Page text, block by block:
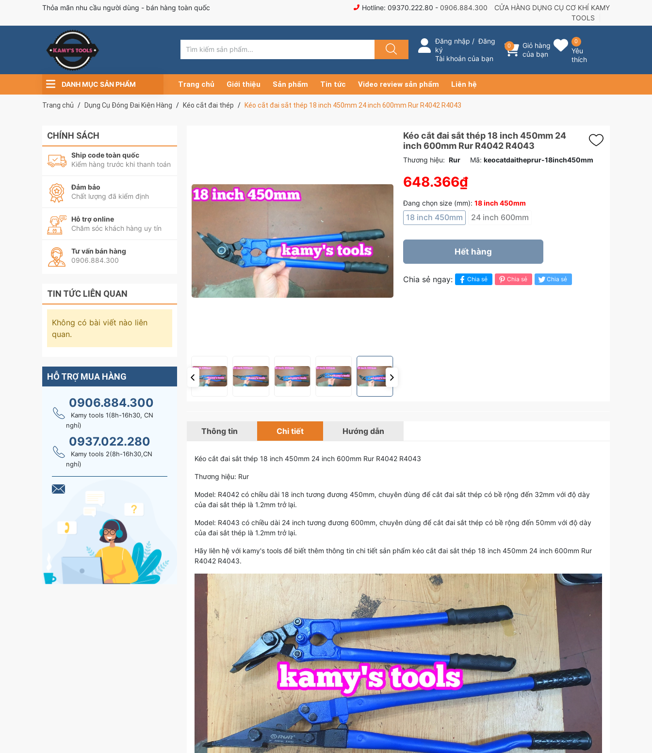
Thỏa mãn nhu cầu người dùng - bán hàng toàn quốc Hotline: 09370.222.80 - 0906.884.300
CỬA HÀNG DỤNG CỤ CƠ KHÍ KAMY
TOOLS
Đăng nhập /Đăng
ký
Tài khoản của bạn
0
Giỏ hàng
của bạn
0
Yêu
thích
DANH MỤC SẢN PHẨM Trang chủ Giới thiệu Sản phẩm Tin tức Video review sản phẩm Liên hệ
Trang chủ Dụng Cụ Đóng Đai Kiện Hàng Kéo cắt đai thép Kéo cắt đai sắt thép 18 inch 450mm 24 inch 600mm Rur R4042 R4043
Kéo cắt đai sắt thép 18 inch 450mm 24
inch 600mm Rur R4042 R4043
Thương hiệu: Rur Mã: keocatdaitheprur-18inch450mm
648.366₫
Đang chọn size (mm): 18 inch 450mm
18 inch 450mm 24 inch 600mm
Hết hàng
Chia sẻ ngay: Chia sẻ Chia sẻ Chia sẻ
Thông tin Chi tiết Hướng dẫn
Kéo cắt đai sắt thép 18 inch 450mm 24 inch 600mm Rur R4042 R4043
Thương hiệu: Rur
Model: R4042 có chiều dài 18 inch tương đương 450mm, chuyên đùng để cắt đai sắt thép có bề rộng đến 32mm với độ dày
của đai sắt thép là 1.2mm trở lại.
Model: R4043 có chiều dài 24 inch tương đương 600mm, chuyên dùng để cắt đai sắt thép có bề rộng đến 50mm với độ dày
của đai sắt thép là 1.2mm trở lại.
Hãy liên hệ với kamy's tools để biết thêm thông tin chi tiết sản phẩm kéo cắt đai sắt thép 18 inch 450mm 24 inch 600mm Rur
R4042 R4043.
CHÍNH SÁCH
Ship code toàn quốc
Kiểm hàng trước khi thanh toán
Đảm bảo
Chất lượng đã kiểm định
Hỗ trợ online
Chăm sóc khách hàng uy tín
Tư vấn bán hàng
0906.884.300
TIN TỨC LIÊN QUAN
Không có bài viết nào liên
quan.
HỖ TRỢ MUA HÀNG
0906.884.300
Kamy tools 1(8h-16h30, CN
nghỉ)
0937.022.280
Kamy tools 2(8h-16h30,CN
nghỉ)